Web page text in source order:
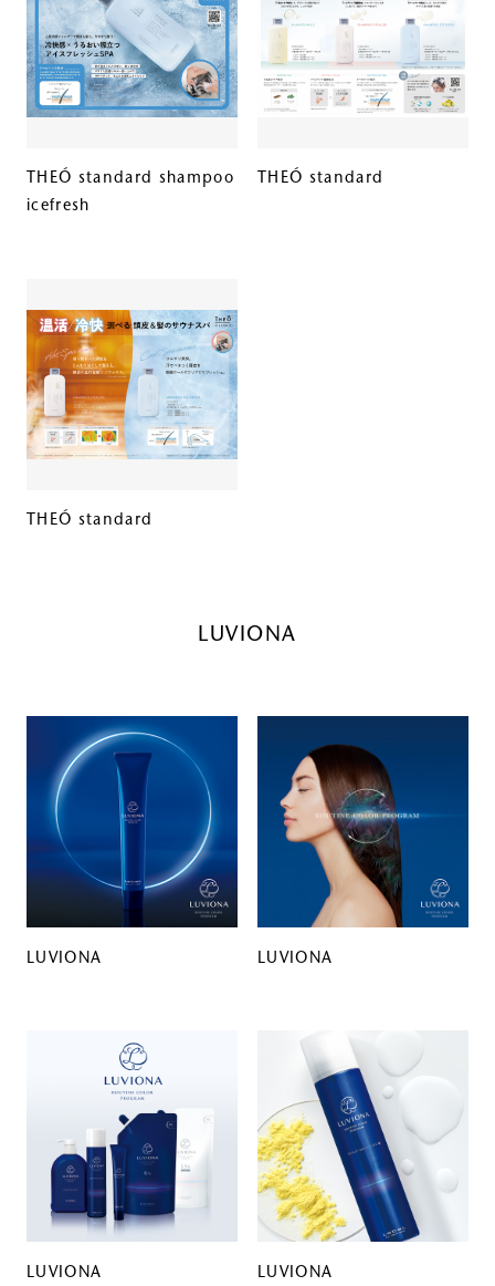
THEÓ standard shampoo
icefresh
THEÓ standard
THEÓ standard
LUVIONA
LUVIONA LUVIONA
LUVIONA LUVIONA